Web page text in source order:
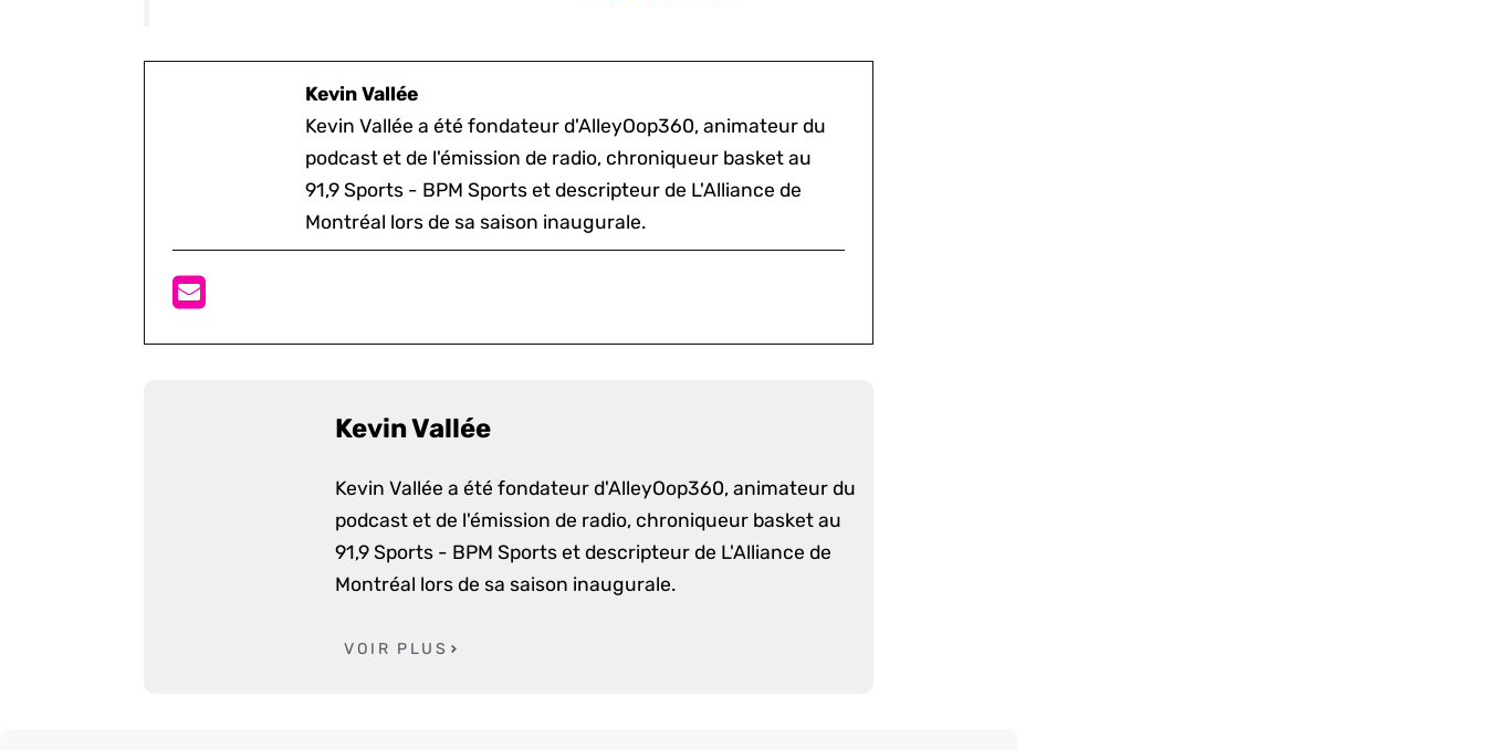
Kevin Vallée
Kevin Vallée a été fondateur d'AlleyOop360, animateur du
podcast et de l'émission de radio, chroniqueur basket au
91,9 Sports - BPM Sports et descripteur de L'Alliance de
Montréal lors de sa saison inaugurale.
Kevin Vallée
Kevin Vallée a été fondateur d'AlleyOop360, animateur du
podcast et de l'émission de radio, chroniqueur basket au
91,9 Sports - BPM Sports et descripteur de L'Alliance de
Montréal lors de sa saison inaugurale.
VOIR PLUS